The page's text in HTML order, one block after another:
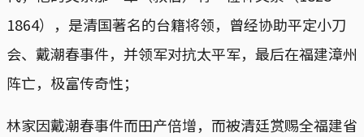
1864），是清国著名的台籍将领，曾经协助平定小刀
会、戴潮春事件，并领军对抗太平军，最后在福建漳州
阵亡，极富传奇性；
林家因戴潮春事件而田产倍增，而被清廷赏赐全福建省